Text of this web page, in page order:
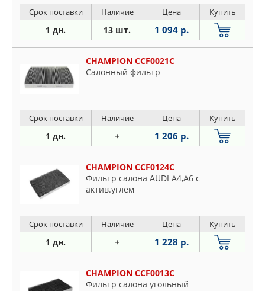
Срок поставки Наличие Цена Купить
1 дн. 13 шт. 1 094 р.
CHAMPION CCF0021C
Салонный фильтр
Срок поставки Наличие Цена Купить
1 дн. + 1 206 р.
CHAMPION CCF0124C
Фильтр салона AUDI A4,A6 с
актив.углем
Срок поставки Наличие Цена Купить
1 дн. + 1 228 р.
CHAMPION CCF0013C
Фильтр салона угольный